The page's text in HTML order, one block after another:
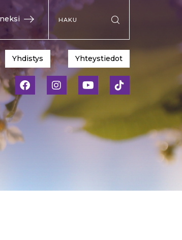
Hae sivustolta
Yhdistys Yhteystiedot